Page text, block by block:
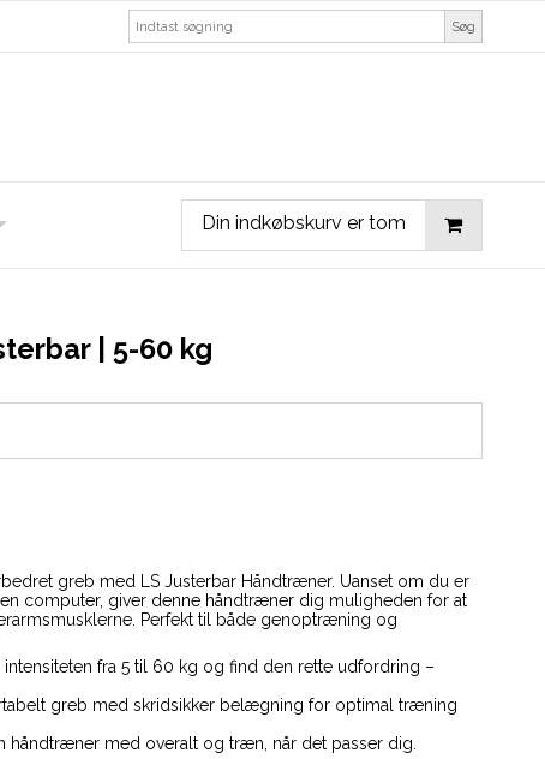
Søg
Din indkøbskurv er tom
| 5-60 kg
greb med LS Justerbar Håndtræner. Uanset om du er
computer, giver denne håndtræner dig muligheden for at
Perfekt til både genoptræning og
intensiteten fra 5 til 60 kg og find den rette udfordring –
greb med skridsikker belægning for optimal træning
håndtræner med overalt og træn, når det passer dig.